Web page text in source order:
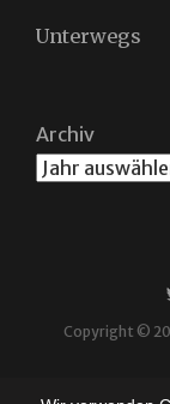
Unterwegs
Archiv
Copyright ©